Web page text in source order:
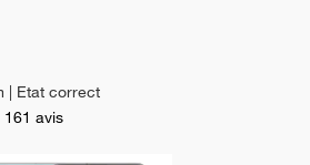
| Etat correct
161 avis